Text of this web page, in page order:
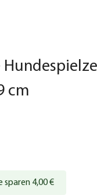
cm
sparen 4,00 €